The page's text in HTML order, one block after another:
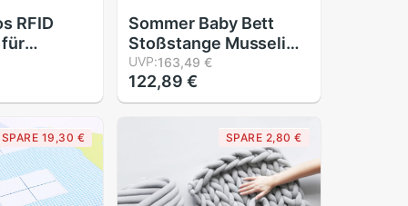
RFID
für
Scan
IC Ich
Schutz
Sommer Baby Bett
Stoßstange Musselin
Gittergewebe Stoff
Welle Breathale 3D Für
Neugeborenen Krippe
freundlicher Krippe
UVP:163,49 €
122,89 €
SPARE 19,30 € SPARE 2,80 €